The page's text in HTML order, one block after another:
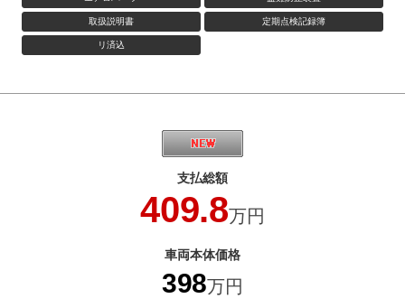
取扱説明書 定期点検記録簿
リ済込
支払総額
409.8万円
車両本体価格
398万円